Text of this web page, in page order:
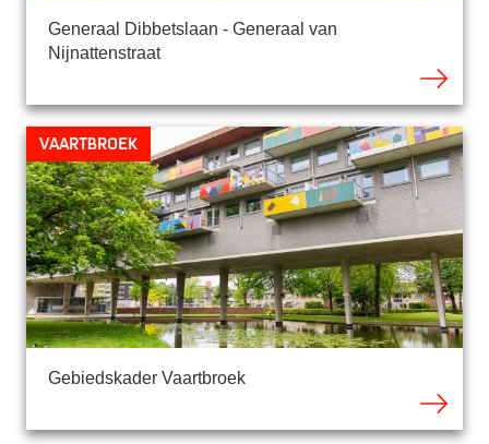
Generaal Dibbetslaan - Generaal van
Nijnattenstraat
Gebiedskader Vaartbroek
Vaartbroek